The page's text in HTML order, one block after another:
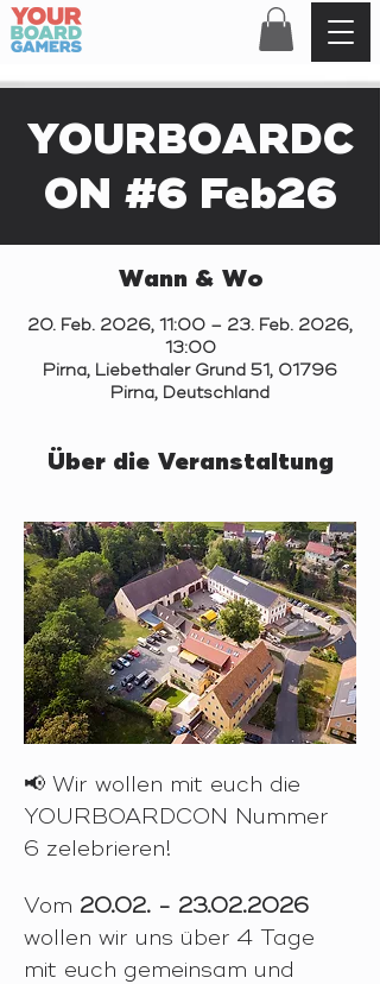
YOURBOARDC
ON #6 Feb26
Wann & Wo
20. Feb. 2026, 11:00 – 23. Feb. 2026,
13:00
Pirna, Liebethaler Grund 51, 01796
Pirna, Deutschland
Über die Veranstaltung
📢 Wir wollen mit euch die
YOURBOARDCON Nummer
6 zelebrieren!
Vom 20.02. - 23.02.2026
wollen wir uns über 4 Tage
mit euch gemeinsam und